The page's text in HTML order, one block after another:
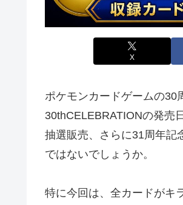
X
ポケモンカードゲームの30
30thCELEBRATIONの発売
抽選販売、さらに31周年記
ではないでしょうか。
特に今回は、全カードがキ